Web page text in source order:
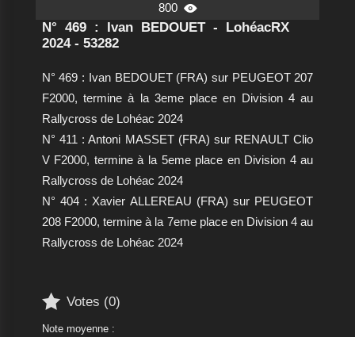
800 
N° 469 : Ivan BEDOUET - LohéacRX
2024 - 53282
N° 469 : Ivan BEDOUET (FRA) sur PEUGEOT 207
F2000, termine à la 3eme place en Division 4 au
Rallycross de Lohéac 2024
N° 411 : Antoni MASSET (FRA) sur RENAULT Clio
V F2000, termine à la 5eme place en Division 4 au
Rallycross de Lohéac 2024
N° 404 : Xavier ALLEREAU (FRA) sur PEUGEOT
208 F2000, termine à la 7eme place en Division 4 au
Rallycross de Lohéac 2024
 Votes (0)
Note moyenne :